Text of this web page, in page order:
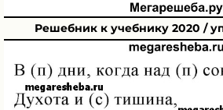
Решебник к учебнику 2020 /